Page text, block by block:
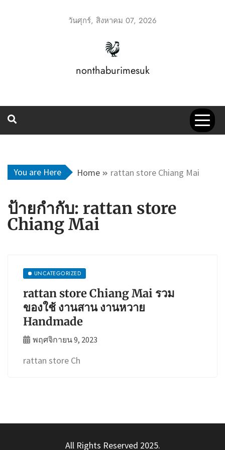
วันศุกร์, สิงหาคม 07, 2026
nonthaburimesuk
You are Here Home rattan store Chiang Mai
ป้ายกำกับ: rattan store
Chiang Mai
UNCATEGORIZED
rattan store Chiang Mai รวม
ของใช้ งานสาน งานหวาย
Handmade
พฤศจิกายน 9, 2023
rattan store Ch
All Rights Reserved 2025.